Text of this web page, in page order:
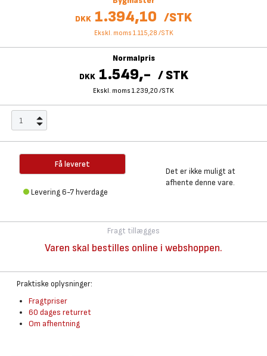
DKK 1.394,10 /STK
Ekskl. moms 1.115,28 /STK
Normalpris
DKK 1.549,- / STK
Ekskl. moms 1.239,20 /STK
Få leveret
Levering 6-7 hverdage
Det er ikke muligt at
afhente denne vare.
Fragt tillægges
Varen skal bestilles online i webshoppen.
Praktiske oplysninger:
Fragtpriser
60 dages returret
Om afhentning